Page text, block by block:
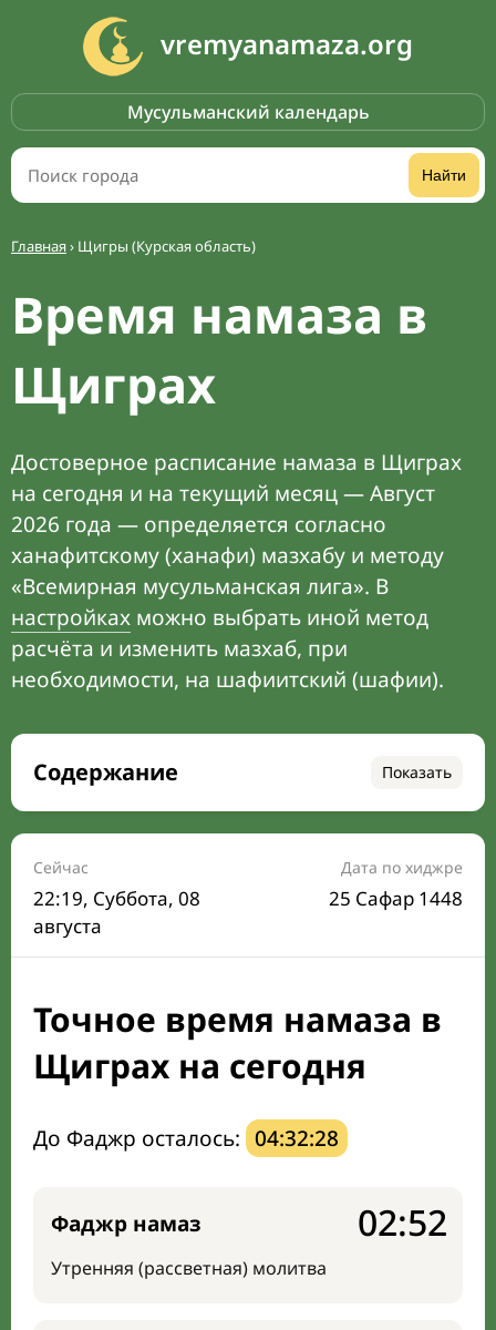
vremyanamaza.org
Мусульманский календарь
Найти
Главная› Щигры (Курская область)
Время намаза в
Щиграх
Достоверное расписание намаза в Щиграх
на сегодня и на текущий месяц — Август
2026 года — определяется согласно
ханафитскому (ханафи) мазхабу и методу
«Всемирная мусульманская лига». В
настройках можно выбрать иной метод
расчёта и изменить мазхаб, при
необходимости, на шафиитский (шафии).
Содержание Показать
Время намаза на сегодня
Расписание на месяц
Время Сухура и Ифтара на сегодня
Календарь рамадана
Направление киблы
Сейчас
22:19, Суббота, 08
августа
Дата по хиджре
25 Сафар 1448
Точное время намаза в
Щиграх на сегодня
До Фаджр осталось: 04:32:27
Фаджр намаз
Утренняя (рассветная) молитва
02:52